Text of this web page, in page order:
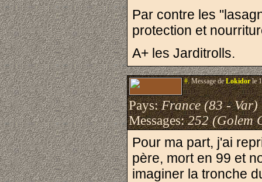
Par contre les
protection et
A+ les Jarditrolls.
#.Message deLokidorle
Pays:France (83 - Var)
Messages:252 (Golem
Pour ma part, j'ai
père, mort en 99 et
imaginer la tronche